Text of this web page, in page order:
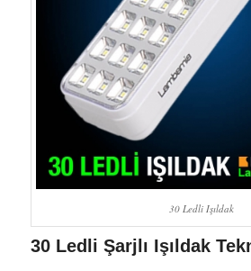
30 Ledli Işıldak
30 Ledli Şarjlı Işıldak